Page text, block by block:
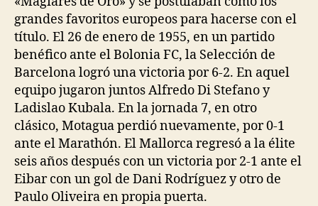
grandes favoritos europeos para hacerse con el
título. El 26 de enero de 1955, en un partido
benéfico ante el Bolonia FC, la Selección de
Barcelona logró una victoria por 6-2. En aquel
equipo jugaron juntos Alfredo Di Stefano y
Ladislao Kubala. En la jornada 7, en otro
clásico, Motagua perdió nuevamente, por 0-1
ante el Marathón. El Mallorca regresó a la élite
seis años después con un victoria por 2-1 ante el
Eibar con un gol de Dani Rodríguez y otro de
Paulo Oliveira en propia puerta.